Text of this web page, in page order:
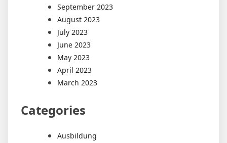
September 2023
August 2023
July 2023
June 2023
May 2023
April 2023
March 2023
Categories
Ausbildung